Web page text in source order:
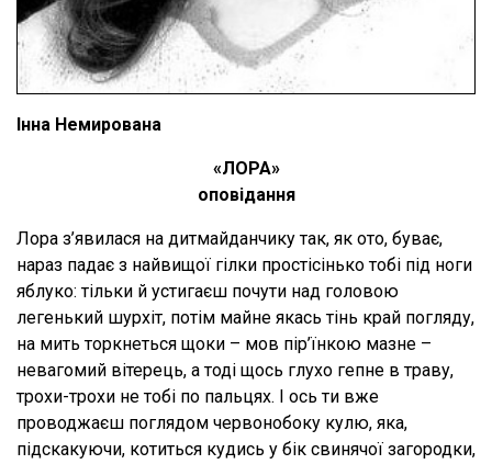
Інна Немирована
«ЛОРА»
оповідання
Лора з’явилася на дитмайданчику так, як ото, буває,
нараз падає з найвищої гілки простісінько тобі під ноги
яблуко: тільки й устигаєш почути над головою
легенький шурхіт, потім майне якась тінь край погляду,
на мить торкнеться щоки – мов пір’їнкою мазне –
невагомий вітерець, а тоді щось глухо гепне в траву,
трохи-трохи не тобі по пальцях. І ось ти вже
проводжаєш поглядом червонобоку кулю, яка,
підскакуючи, котиться кудись у бік свинячої загородки,